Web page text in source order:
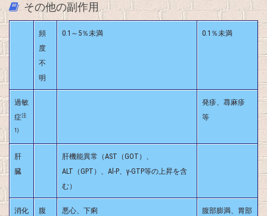
その他の副作用
頻
度
不
明
0.1～5％未満 0.1％未満
過敏
症注
1)
発疹、蕁麻疹
等
肝
臓
肝機能異常（AST（GOT）、
ALT（GPT）、Al-P、γ-GTP等の上昇を含
む）
消化
腹
悪心、下痢
腹部膨満、胃部